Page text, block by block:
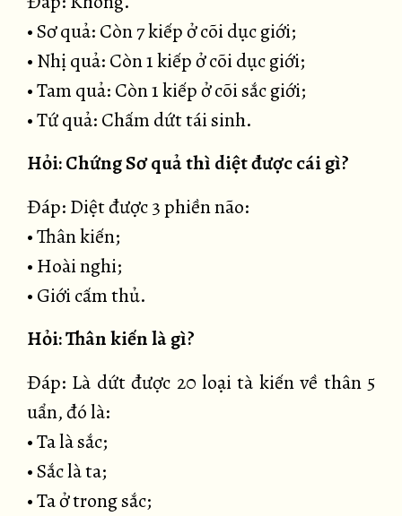
• Sơ quả: Còn 7 kiếp ở cõi dục giới;
• Nhị quả: Còn 1 kiếp ở cõi dục giới;
• Tam quả: Còn 1 kiếp ở cõi sắc giới;
• Tứ quả: Chấm dứt tái sinh.
Hỏi: Chứng Sơ quả thì diệt được cái gì?
Đáp: Diệt được 3 phiền não:
• Thân kiến;
• Hoài nghi;
• Giới cấm thủ.
Hỏi: Thân kiến là gì?
Đáp: Là dứt được 20 loại tà kiến về thân 5
uẩn, đó là:
• Ta là sắc;
• Sắc là ta;
• Ta ở trong sắc;